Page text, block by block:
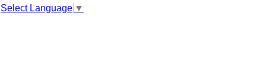
Select Language ▼